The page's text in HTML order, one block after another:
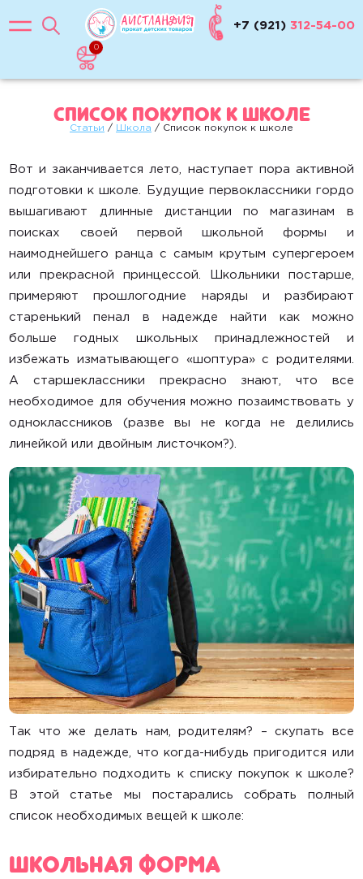
+7 (921) 312-54-00
0
22-36 кг (от 4 лет)
Бустеры 5+
Для путешествий
Для двойни
Коляска-люлька
Весы
ЖД манежи
Кроватки
Стульчики для кормления
Манежи, матрасы
Комплекты
Шезлонги, электрокачели
Активный отдых
Самокаты
Беговелы
Велосипеды
Каталки, ходунки
Игровые центры
Развивающие игрушки
Горки, домики, сухие бассейны
Радионяни
Маме в помощь
Санки, снегокаты
Ватрушки
Список покупок к школе
Статьи / Школа / Список покупок к школе
Вот и заканчивается лето, наступает пора активной
подготовки к школе. Будущие первоклассники гордо
вышагивают длинные дистанции по магазинам в
поисках своей первой школьной формы и
наимоднейшего ранца с самым крутым супергероем
или прекрасной принцессой. Школьники постарше,
примеряют прошлогодние наряды и разбирают
старенький пенал в надежде найти как можно
больше годных школьных принадлежностей и
избежать изматывающего «шоптура» с родителями.
А старшеклассники прекрасно знают, что все
необходимое для обучения можно позаимствовать у
одноклассников (разве вы не когда не делились
линейкой или двойным листочком?).
Так что же делать нам, родителям? – скупать все
подряд в надежде, что когда-нибудь пригодится или
избирательно подходить к списку покупок к школе?
В этой статье мы постарались собрать полный
список необходимых вещей к школе:
Школьная форма